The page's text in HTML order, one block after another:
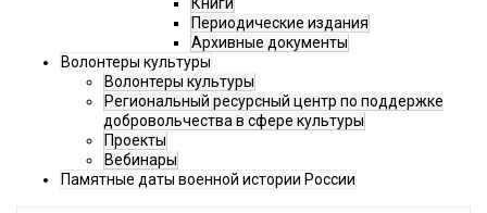
Книги
Периодические издания
Архивные документы
Волонтеры культуры
Волонтеры культуры
Региональный ресурсный центр по поддержке
добровольчества в сфере культуры
Проекты
Вебинары
Памятные даты военной истории России